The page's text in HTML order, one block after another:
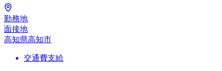
勤務地
面接地
高知県高知市
交通費支給